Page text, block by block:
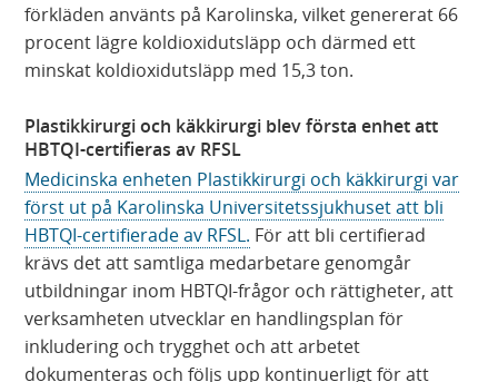
förkläden använts på Karolinska, vilket genererat 66
procent lägre koldioxidutsläpp och därmed ett
minskat koldioxidutsläpp med 15,3 ton.
Plastikkirurgi och käkkirurgi blev första enhet att
HBTQI-certifieras av RFSL
Medicinska enheten Plastikkirurgi och käkkirurgi var
först ut på Karolinska Universitetssjukhuset att bli
HBTQI-certifierade av RFSL. För att bli certifierad
krävs det att samtliga medarbetare genomgår
utbildningar inom HBTQI-frågor och rättigheter, att
verksamheten utvecklar en handlingsplan för
inkludering och trygghet och att arbetet
dokumenteras och följs upp kontinuerligt för att